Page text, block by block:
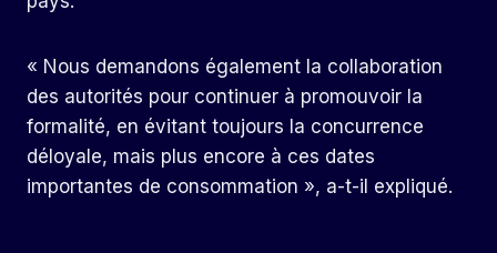
« Nous demandons également la collaboration
des autorités pour continuer à promouvoir la
formalité, en évitant toujours la concurrence
déloyale, mais plus encore à ces dates
importantes de consommation », a-t-il expliqué.